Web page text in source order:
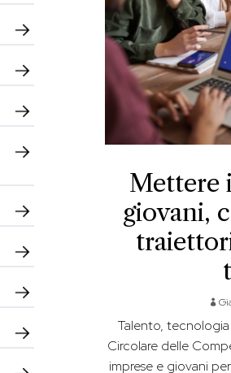
Mettere
giovani,
Talento,
Circolare delle
imprese e giovani